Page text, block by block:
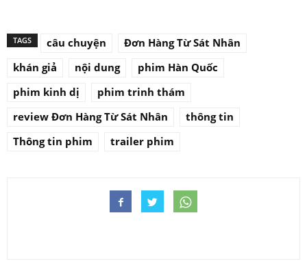
TAGS câu chuyện
Đơn Hàng Từ Sát Nhân
khán giả
nội dung
phim Hàn Quốc
phim kinh dị
phim trinh thám
review Đơn Hàng Từ Sát Nhân
thông tin
Thông tin phim
trailer phim